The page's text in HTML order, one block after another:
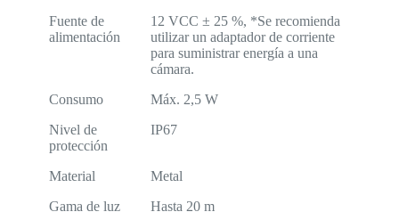
Fuente de
alimentación
12 VCC ± 25 %, *Se recomienda
utilizar un adaptador de corriente
para suministrar energía a una
cámara.
Consumo
Máx. 2,5 W
Nivel de
protección
IP67
Material
Metal
Gama de luz
Hasta 20 m